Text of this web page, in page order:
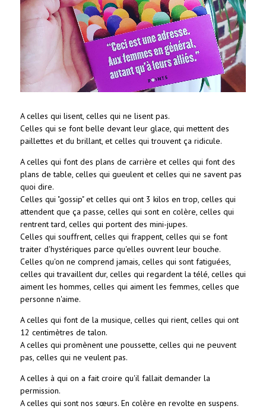
A celles qui lisent, celles qui ne lisent pas.
Celles qui se font belle devant leur glace, qui mettent des
paillettes et du brillant, et celles qui trouvent ça ridicule.
A celles qui font des plans de carrière et celles qui font des
plans de table, celles qui gueulent et celles qui ne savent pas
quoi dire.
Celles qui "gossip" et celles qui ont 3 kilos en trop, celles qui
attendent que ça passe, celles qui sont en colère, celles qui
rentrent tard, celles qui portent des mini-jupes.
Celles qui souffrent, celles qui frappent, celles qui se font
traiter d'hystériques parce qu'elles ouvrent leur bouche.
Celles qu'on ne comprend jamais, celles qui sont fatiguées,
celles qui travaillent dur, celles qui regardent la télé, celles qui
aiment les hommes, celles qui aiment les femmes, celles que
personne n'aime.
A celles qui font de la musique, celles qui rient, celles qui ont
12 centimètres de talon.
A celles qui promènent une poussette, celles qui ne peuvent
pas, celles qui ne veulent pas.
A celles à qui on a fait croire qu'il fallait demander la
permission.
A celles qui sont nos sœurs. En colère en revolte en suspens.